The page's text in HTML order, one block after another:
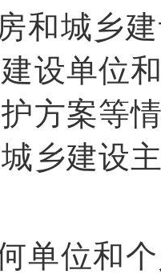
和城乡
设单位
方案等
乡建设
单位和